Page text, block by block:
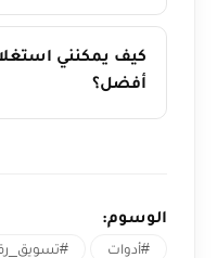
كيف يمكنني
أفضل؟
الوسوم:
#أدوات